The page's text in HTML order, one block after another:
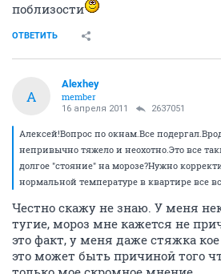
поблизости
ОТВЕТИТЬ
A
Alexhey
member
16 апреля 2011 2637051
Алексей!Вопрос по окнам.Все
непривычно тяжело и неохотно.Это все
долгое "стояние" на морозе?Нужно
нормальной температуре в квартире все
Честно скажу не знаю. У меня
тугие, мороз мне кажется не
это факт, у меня даже стяжка
это может быть причиной того